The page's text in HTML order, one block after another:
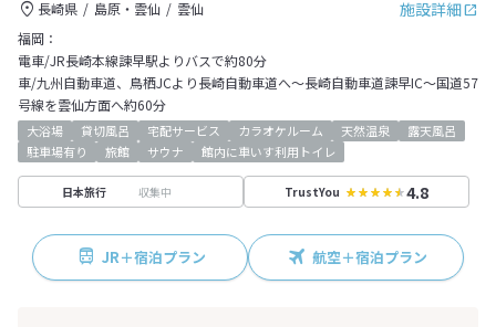
施設詳細
長崎県 島原・雲仙
雲仙
福岡：
電車/JR長崎本線諫早駅よりバスで約80分
車/九州自動車道、鳥栖JCより長崎自動車道へ～長崎自動車道諫早IC～国道57
号線を雲仙方面へ約60分
大浴場 貸切風呂 宅配サービス カラオケルーム 天然温泉
露天風呂
駐車場有り
旅館 サウナ 館内に車いす利用トイレ
日本旅行 収集中 TrustYou 4.8
JR＋宿泊プラン 航空＋宿泊プラン